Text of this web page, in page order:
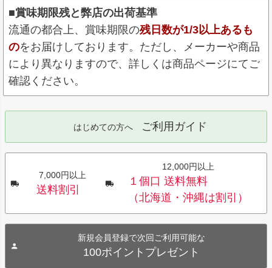
■賞味期限残と弊店の出荷基準
流通の都合上、賞味期限の残日数が1/3以上あるも
のをお届けしております。ただし、メーカーや商品
により異なりますので、詳しくは商品ページにてご
確認ください。
はじめての方へ ご利用ガイド
7,000円以上
送料割引
12,000円以上
１個口 送料無料
（北海道・沖縄は割引）
新規会員登録で次回ご利用可能な
100ポイントプレゼント